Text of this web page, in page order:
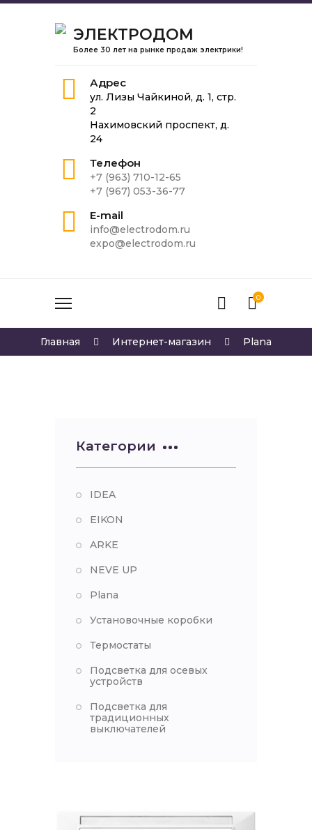
ЭЛЕКТРОДОМ
Более 30 лет на рынке продаж электрики!
Адрес
ул. Лизы Чайкиной, д. 1, стр.
2
Нахимовский проспект, д.
24
Телефон
+7 (963) 710-12-65
+7 (967) 053-36-77
E-mail
info@electrodom.ru
expo@electrodom.ru
0
Главная Интернет-магазин Plana
Категории
IDEA
EIKON
ARKE
NEVE UP
Plana
Установочные коробки
Термостаты
Подсветка для осевых
устройств
Подсветка для
традиционных
выключателей